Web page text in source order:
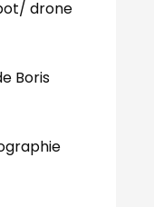
drone
Boris